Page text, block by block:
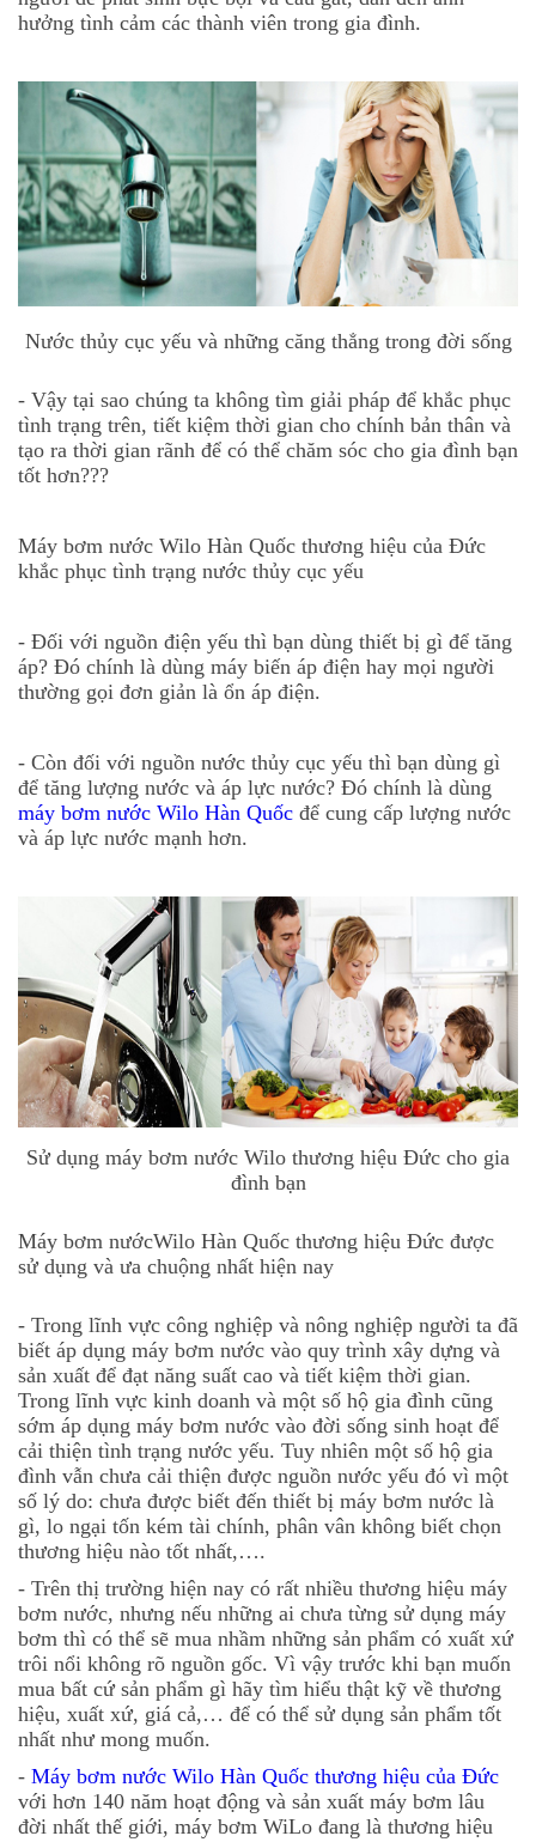
hưởng tình cảm các thành viên trong gia đình.
Nước thủy cục yếu và những căng thẳng trong đời sống
- Vậy tại sao chúng ta không tìm giải pháp để khắc phục
tình trạng trên, tiết kiệm thời gian cho chính bản thân và
tạo ra thời gian rãnh để có thể chăm sóc cho gia đình bạn
tốt hơn???
Máy bơm nước Wilo Hàn Quốc thương hiệu của Đức
khắc phục tình trạng nước thủy cục yếu
- Đối với nguồn điện yếu thì bạn dùng thiết bị gì để tăng
áp? Đó chính là dùng máy biến áp điện hay mọi người
thường gọi đơn giản là ổn áp điện.
- Còn đối với nguồn nước thủy cục yếu thì bạn dùng gì
để tăng lượng nước và áp lực nước? Đó chính là dùng
máy bơm nước Wilo Hàn Quốc để cung cấp lượng nước
và áp lực nước mạnh hơn.
Sử dụng máy bơm nước Wilo thương hiệu Đức cho gia
đình bạn
Máy bơm nướcWilo Hàn Quốc thương hiệu Đức được
sử dụng và ưa chuộng nhất hiện nay
- Trong lĩnh vực công nghiệp và nông nghiệp người ta đã
biết áp dụng máy bơm nước vào quy trình xây dựng và
sản xuất để đạt năng suất cao và tiết kiệm thời gian.
Trong lĩnh vực kinh doanh và một số hộ gia đình cũng
sớm áp dụng máy bơm nước vào đời sống sinh hoạt để
cải thiện tình trạng nước yếu. Tuy nhiên một số hộ gia
đình vẫn chưa cải thiện được nguồn nước yếu đó vì một
số lý do: chưa được biết đến thiết bị máy bơm nước là
gì, lo ngại tốn kém tài chính, phân vân không biết chọn
thương hiệu nào tốt nhất,….
- Trên thị trường hiện nay có rất nhiều thương hiệu máy
bơm nước, nhưng nếu những ai chưa từng sử dụng máy
bơm thì có thể sẽ mua nhầm những sản phẩm có xuất xứ
trôi nổi không rõ nguồn gốc. Vì vậy trước khi bạn muốn
mua bất cứ sản phẩm gì hãy tìm hiểu thật kỹ về thương
hiệu, xuất xứ, giá cả,… để có thể sử dụng sản phẩm tốt
nhất như mong muốn.
- Máy bơm nước Wilo Hàn Quốc thương hiệu của Đức
với hơn 140 năm hoạt động và sản xuất máy bơm lâu
đời nhất thế giới, máy bơm WiLo đang là thương hiệu